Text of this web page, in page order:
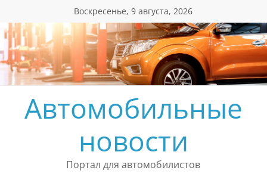
содержимому
Воскресенье, 9 августа, 2026
Автомобильные
новости
Портал для автомобилистов